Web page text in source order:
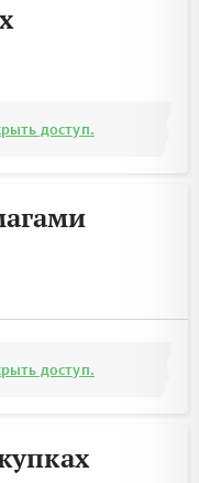
доступ.
доступ.